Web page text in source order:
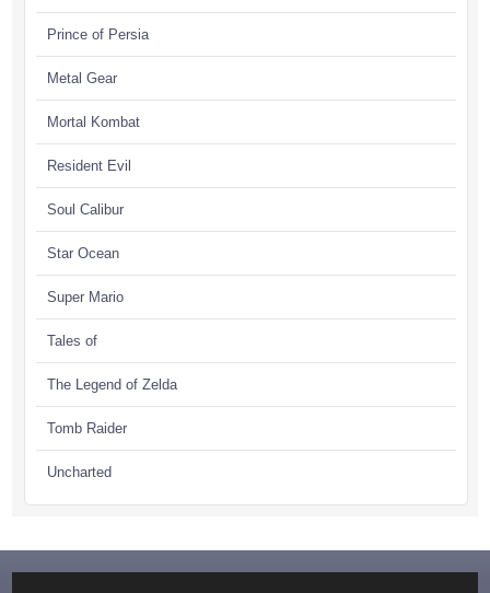
Prince of Persia
Metal Gear
Mortal Kombat
Resident Evil
Soul Calibur
Star Ocean
Super Mario
Tales of
The Legend of Zelda
Tomb Raider
Uncharted